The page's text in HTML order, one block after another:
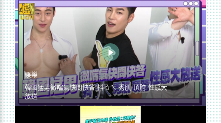
娛樂
韓國猛男微喘氣快問快答 抖ㄋㄟ 秀肌 頂胯 性感大
放送